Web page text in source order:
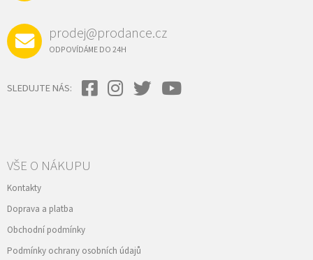
prodej@prodance.cz
ODPOVÍDÁME DO 24H
SLEDUJTE NÁS:
VŠE O NÁKUPU
Kontakty
Doprava a platba
Obchodní podmínky
Podmínky ochrany osobních údajů